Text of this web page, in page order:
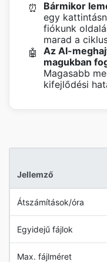
⏰
Bármikor
egy
fiókunk
marad a
🤖
Az AI-
magukban
Magasabb
kifejlődési
Jellemző
Átszámítások/óra
Egyidejű fájlok
Max. fájlméret